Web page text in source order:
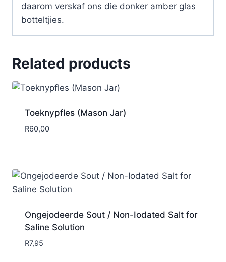
daarom verskaf ons die donker amber glas
botteltjies.
Related products
Toeknypfles (Mason Jar)
R60,00
Ongejodeerde Sout / Non-Iodated Salt for
Saline Solution
R7,95